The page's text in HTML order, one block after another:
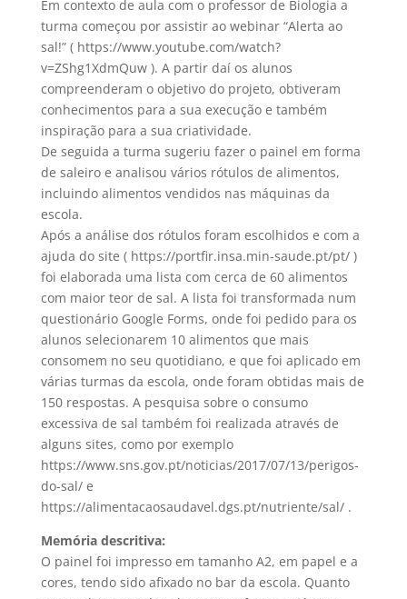
Em contexto de aula com o professor de Biologia a
turma começou por assistir ao webinar “Alerta ao
sal!” ( https://www.youtube.com/watch?
v=ZShg1XdmQuw ). A partir daí os alunos
compreenderam o objetivo do projeto, obtiveram
conhecimentos para a sua execução e também
inspiração para a sua criatividade.
De seguida a turma sugeriu fazer o painel em forma
de saleiro e analisou vários rótulos de alimentos,
incluindo alimentos vendidos nas máquinas da
escola.
Após a análise dos rótulos foram escolhidos e com a
ajuda do site ( https://portfir.insa.min-saude.pt/pt/ )
foi elaborada uma lista com cerca de 60 alimentos
com maior teor de sal. A lista foi transformada num
questionário Google Forms, onde foi pedido para os
alunos selecionarem 10 alimentos que mais
consomem no seu quotidiano, e que foi aplicado em
várias turmas da escola, onde foram obtidas mais de
150 respostas. A pesquisa sobre o consumo
excessiva de sal também foi realizada através de
alguns sites, como por exemplo
https://www.sns.gov.pt/noticias/2017/07/13/perigos-
do-sal/ e
https://alimentacaosaudavel.dgs.pt/nutriente/sal/ .
Memória descritiva:
O painel foi impresso em tamanho A2, em papel e a
cores, tendo sido afixado no bar da escola. Quanto